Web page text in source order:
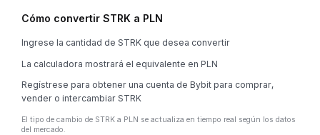
Cómo convertir STRK a PLN
Ingrese la cantidad de STRK que desea convertir
La calculadora mostrará el equivalente en PLN
Regístrese para obtener una cuenta de Bybit para comprar,
vender o intercambiar STRK
El tipo de cambio de STRK a PLN se actualiza en tiempo real según los datos
del mercado.